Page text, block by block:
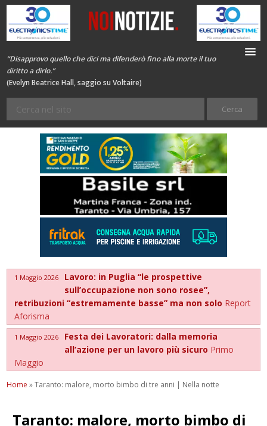
“Disapprovo quello che dici ma difenderò fino alla morte il tuo
diritto a dirlo.”
(Evelyn Beatrice Hall, saggio su Voltaire)
1 Maggio 2026
Lavoro: in Puglia “le prospettive
sull’occupazione non sono rosee”,
retribuzioni “estremamente basse” ma non solo Report
Aforisma
1 Maggio 2026
Festa dei Lavoratori: dalla memoria
all’azione per un lavoro più sicuro Primo
Maggio
Home »Taranto: malore, morto bimbo di tre anni | Nella notte
Taranto: malore, morto bimbo di